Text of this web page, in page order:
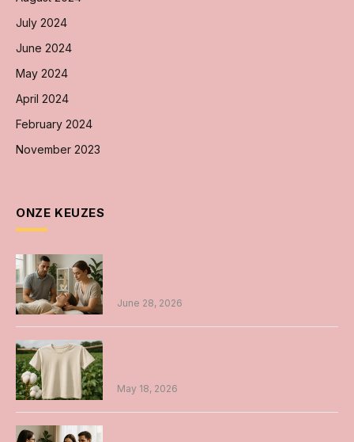
July 2024
June 2024
May 2024
April 2024
February 2024
November 2023
ONZE KEUZES
June 28, 2026
May 18, 2026